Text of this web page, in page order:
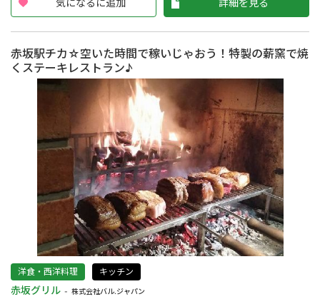
赤坂駅チカ☆空いた時間で稼いじゃおう！特製の薪窯で焼
くステーキレストラン♪
洋食・西洋料理 キッチン
赤坂グリル 株式会社バル.ジャパン